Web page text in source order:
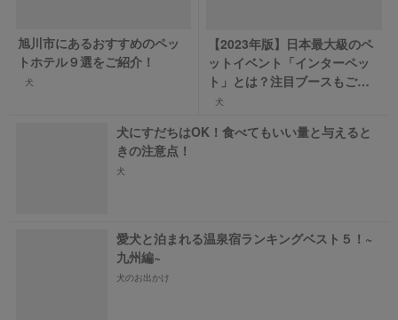
旭川市にあるおすすめのペッ
トホテル９選をご紹介！
犬
【2023年版】日本最大級のペ
ットイベント「インターペッ
ト」とは？注目ブースもご紹
介！
犬
犬にすだちはOK！食べてもいい量と与えると
きの注意点！
犬
愛犬と泊まれる温泉宿ランキングベスト５！~
九州編~
犬のお出かけ